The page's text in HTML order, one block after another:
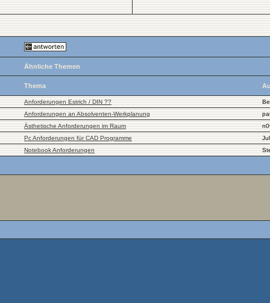
Ähnliche Themen
Thema
Anforderungen Estrich / DIN ??
Anforderungen an Absolventen-Werkplanung
Ästhetische Anforderungen im Raum
Pc Anforderungen für CAD Programme
Notebook Anforderungen